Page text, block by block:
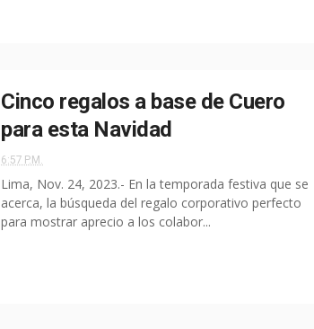
Cinco regalos a base de Cuero
para esta Navidad
6:57 P.M.
Lima, Nov. 24, 2023.- En la temporada festiva que se
acerca, la búsqueda del regalo corporativo perfecto
para mostrar aprecio a los colabor...